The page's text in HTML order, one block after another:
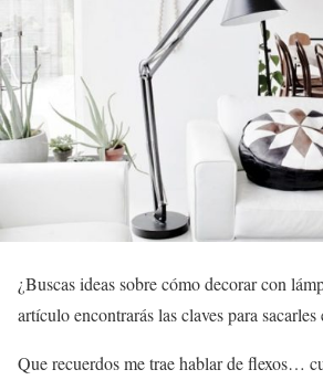
¿Buscas ideas sobre cómo decorar con
artículo encontrarás las claves para
Que recuerdos me trae hablar de flexos…